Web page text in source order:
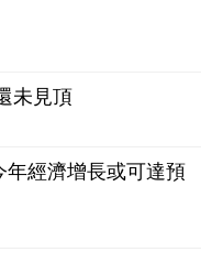
未見頂
經濟增長或可達預